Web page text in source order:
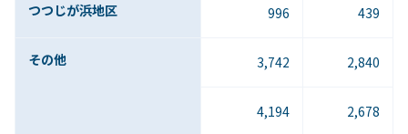
つつじが浜地区 996 439
その他 3,742 2,840
4,194 2,678